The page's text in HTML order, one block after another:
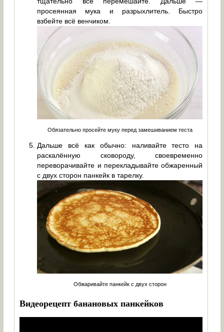
просеянная мука и разрыхлитель. Быстро
взбейте всё венчиком.
Обязательно просейте муку перед замешиванием теста
Дальше всё как обычно: наливайте тесто на
раскалённую сковороду, своевременно
переворачивайте и перекладывайте обжаренный
с двух сторон панкейк в тарелку.
Обжаривайте панкейк с двух сторон
Видеорецепт банановых панкейков